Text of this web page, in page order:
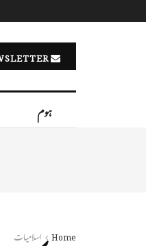
ہوم
Home اسلامیات